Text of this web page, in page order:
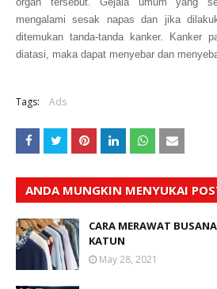
mengalami sesak napas dan jika
ditemukan tanda-tanda kanker. Kanker
diatasi, maka dapat menyebar dan
Tags: Ads
ANDA MUNGKIN MENYUKAI
CARA MERAWAT
KATUN
May 28, 2021